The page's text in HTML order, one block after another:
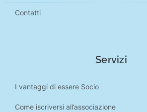
Contatti
Servizi
I vantaggi di essere Socio
Come iscriversi all’associazione